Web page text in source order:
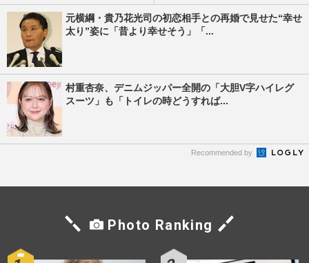
元横綱・貴乃花光司の初恋相手との再婚で見せた“幸せ
太り”姿に「昔より幸せそう」「...
村重杏奈、デニムジッパー全開の「大胆V字ハイレグ
スーツ」も「トイレの時どうすれば...
Recommended by
Photo Ranking